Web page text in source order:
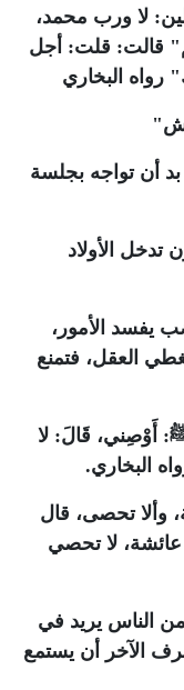
لا ورب محمد،
قالت: قلت: أجل
رواه البخاري
"
أن تواجه بجلسة
تدخل الأولاد
يفسد الأمور،
العقل، فتمنع
أَوْصِني، قَالَ: لا
البخاري.
وألا تحصى، قال
لا تحصي
من الناس يريد في
الآخر أن يستمع